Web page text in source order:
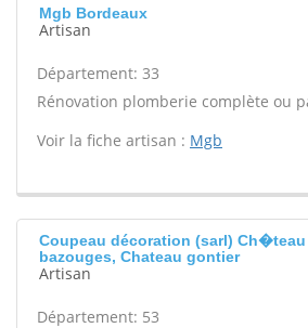
Mgb Bordeaux
Artisan
Département: 33
Rénovation plomberie complète ou
Voir la fiche artisan : Mgb
Coupeau décoration (sarl)
bazouges, Chateau gontier
Artisan
Département: 53